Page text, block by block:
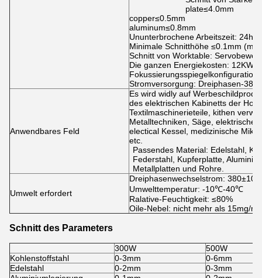
plate≤4.0mm
copper≤0.5mm
aluminum≤0.8mm
Ununterbrochene Arbeitszeit: 24h
Minimale Schnitthöhe ≤0.1mm
Schnitt von Worktable:
Die ganzen Energiekosten: 12KW
Stromversorgung: Dreiphasen-
Anwendbares Feld
Es wird widly auf
des elektrischen Kabinetts der
Textilmaschinerieteile, kithen
Metalltechniken, Säge, elektrische
electical Kessel, medizinische
etc.
Passendes Material: Edelstahl,
Federstahl, Kupferplatte,
Metallplatten und Rohre.
Umwelt erfordert
Dreiphasenwechselstrom:
Umwelttemperatur: -10℃-40℃
Ralative-Feuchtigkeit: ≤80%
Oile-Nebel: nicht mehr als 15mg/m3
Schnitt des Parameters
300W
500W
Kohlenstoffstahl
0-3mm
0-6mm
Edelstahl
0-2mm
0-3mm